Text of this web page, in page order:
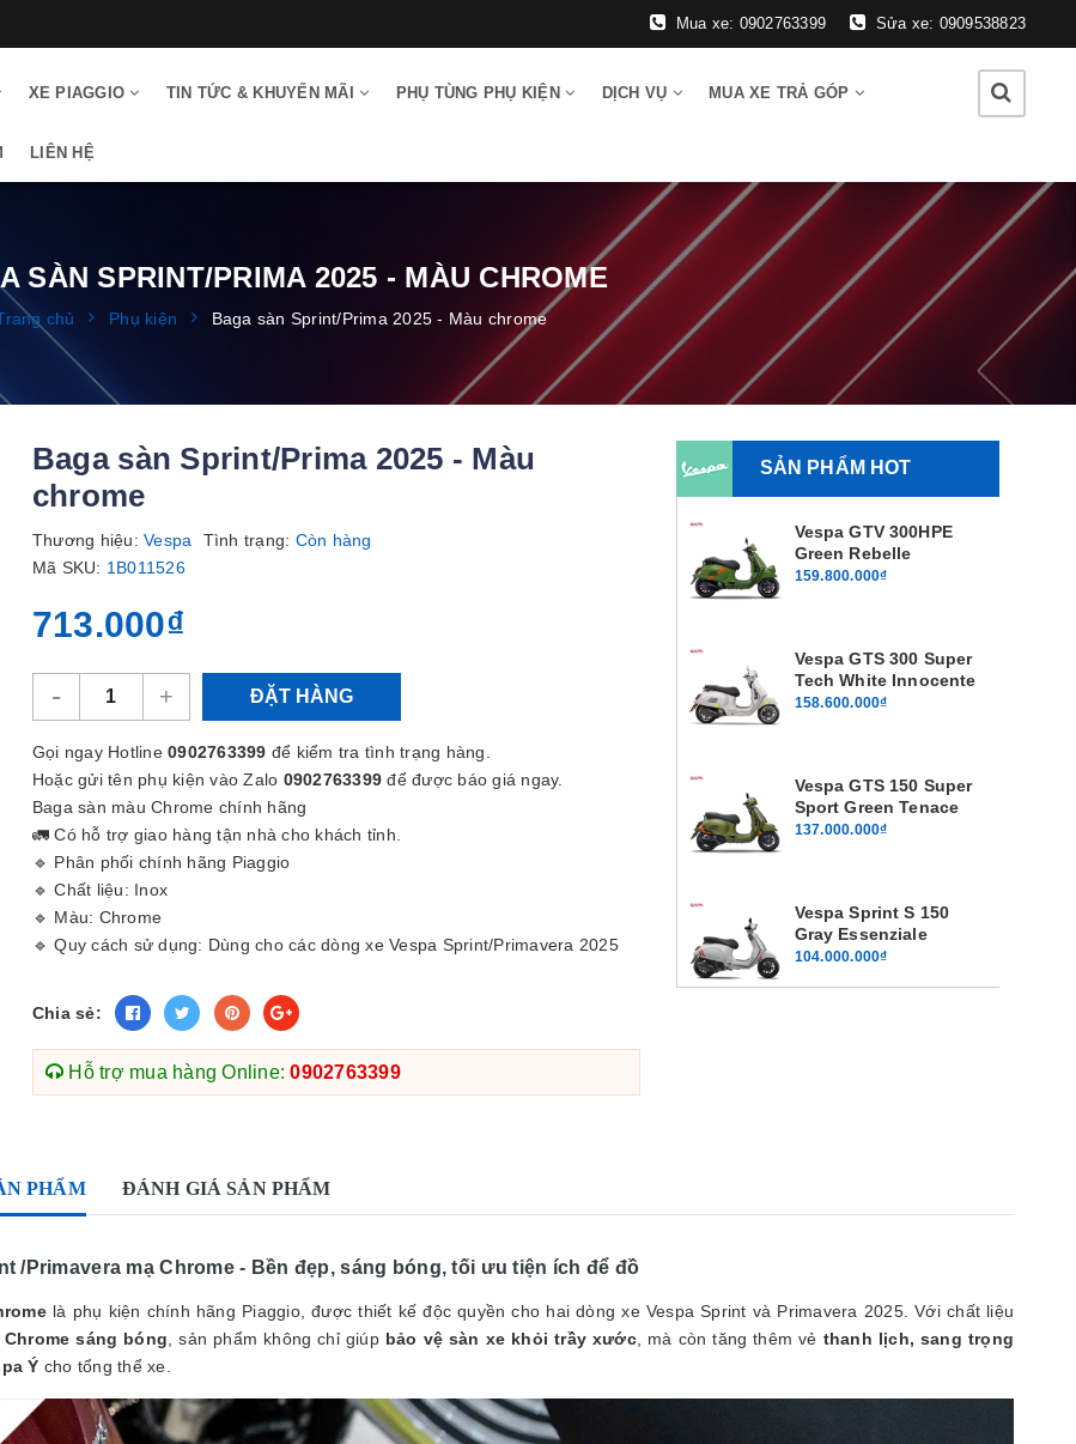
Sửa xe: 0909538823
Mua xe: 0902763399
XE PIAGGIO TIN TỨC & KHUYẾN MÃI PHỤ TÙNG PHỤ KIỆN DỊCH VỤ MUA XE TRẢ GÓP
LIÊN HỆ
SÀN SPRINT/PRIMA 2025 - MÀU CHROME
chủ Phụ kiện Baga sàn Sprint/Prima 2025 - Màu chrome
Baga sàn Sprint/Prima 2025 - Màu
chrome
Thương hiệu: Vespa Tình trạng: Còn hàng
Mã SKU: 1B011526
713.000₫
- + ĐẶT HÀNG
Gọi ngay Hotline0902763399 để kiểm tra tình trạng hàng.
Hoặc gửi tên phụ kiện vào Zalo 0902763399 để được báo giá ngay.
Baga sàn màu Chrome chính hãng
🚛 Có hỗ trợ giao hàng tận nhà cho khách tỉnh.
🔹 Phân phối chính hãng Piaggio
🔹 Chất liệu: Inox
🔹 Màu: Chrome
🔹 Quy cách sử dụng: Dùng cho các dòng xe Vespa Sprint/Primavera 2025
Chia sẻ:
Hỗ trợ mua hàng Online:0902763399
SẢN PHẨM HOT
Vespa GTV 300HPE
Green Rebelle
159.800.000₫
Vespa GTS 300 Super
Tech White Innocente
158.600.000₫
Vespa GTS 150 Super
Sport Green Tenace
137.000.000₫
Vespa Sprint S 150
Gray Essenziale
104.000.000₫
PHẨM ĐÁNH GIÁ SẢN PHẨM
/Primavera mạ Chrome - Bền đẹp, sáng bóng, tối ưu tiện ích để đồ
là phụ kiện chính hãng Piaggio, được thiết kế độc quyền cho hai dòng xe Vespa Sprint và Primavera 2025. Với chất liệu
Chrome sáng bóng , sản phẩm không chỉ giúp bảo vệ sàn xe khỏi trầy xước, mà còn tăng thêm vẻ thanh lịch, sang trọng
Ý cho tổng thể xe.